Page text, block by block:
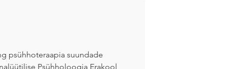
psühhoteraapia suundade
Psühholoogia Erakool